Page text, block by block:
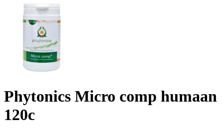
Phytonics Micro comp humaan
120c